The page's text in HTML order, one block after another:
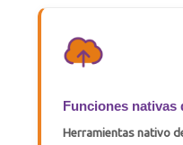
Funciones nativas
Herramientasnativo